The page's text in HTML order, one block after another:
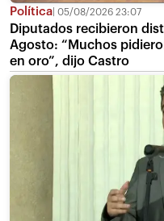
Política 05/08/2026 23:07
Diputados recibieron
Agosto: “Muchos
en oro”, dijo Castro